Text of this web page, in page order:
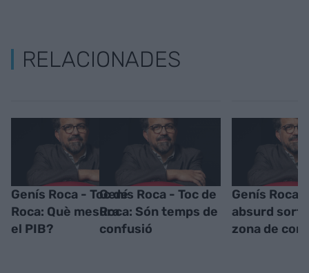
RELACIONADES
Genís Roca - Toc de
Roca: Què mesura
el PIB?
Genís Roca - Toc de
Roca: Són temps de
confusió
Genís Roca
absurd
zona de